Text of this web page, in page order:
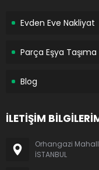
Evden Eve Nakliyat
Parça Eşya Taşıma
Blog
İLETİŞİM
Orhangazi
İSTANBUL